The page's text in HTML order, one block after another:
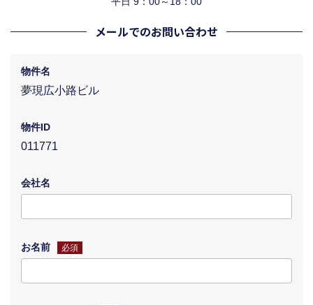
メールでのお問い合わせ
物件名
夢現広小路ビル
物件ID
011771
会社名
お名前 必須